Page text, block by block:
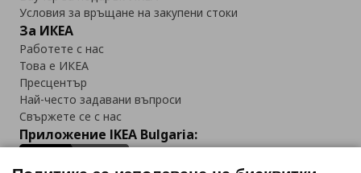
Условия за връщане на закупени стоки
За ИКЕА
Работете с нас
Това е ИКЕА
Пресцентър
Най-често задавани въпроси
Свържете се с нас
Приложение IKEA Bulgaria: